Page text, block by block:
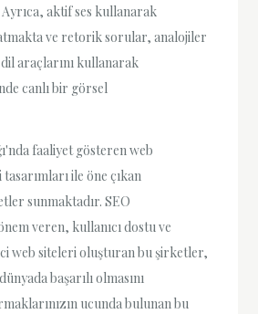
aktif ses kullanarak
ve retorik sorular, analojiler
araçlarını kullanarak
canlı bir görsel
faaliyet gösteren web
ile öne çıkan
sunmaktadır. SEO
veren, kullanıcı dostu ve
web siteleri oluşturan bu şirketler,
başarılı olmasını
ucunda bulunan bu